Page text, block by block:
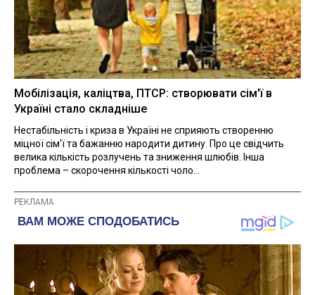
Мобілізація, каліцтва, ПТСР: створювати сім'ї в
Україні стало складніше
Нестабільність і криза в Україні не сприяють створенню
міцної сім'ї та бажанню народити дитину. Про це свідчить
велика кількість розлучень та зниження шлюбів. Інша
проблема – скорочення кількості чоло...